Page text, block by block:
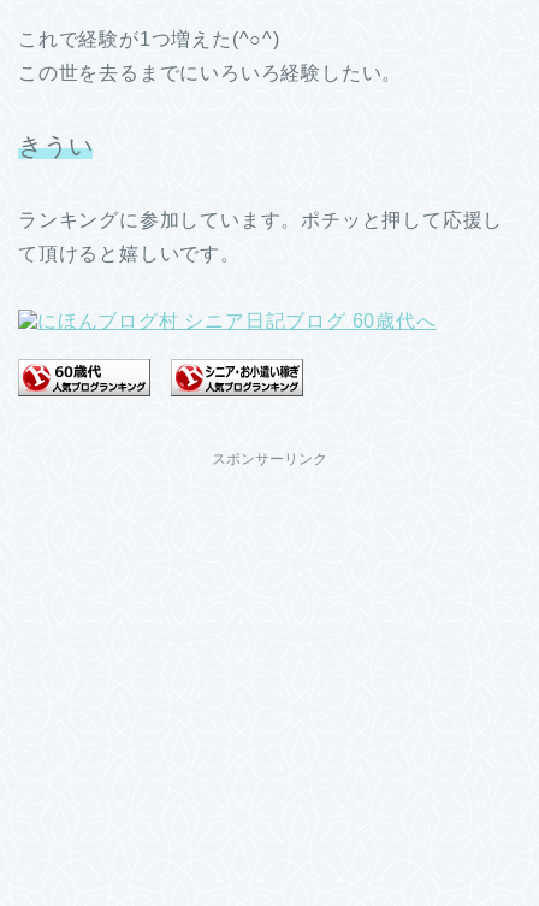
これで経験が1つ増えた(^○^)
この世を去るまでにいろいろ経験したい。
きうい
ランキングに参加しています。ポチッと押して応援し
て頂けると嬉しいです。
スポンサーリンク